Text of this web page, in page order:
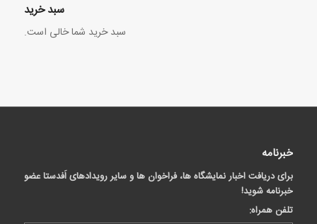
سبد خرید
سبد خرید شما خالی است.
خبرنامه
برای دریافت اخبار نمایشگاه ها، فراخوان ها و سایر رویدادهای اَفدستا عضو
خبرنامه شوید!
تلفن همراه: